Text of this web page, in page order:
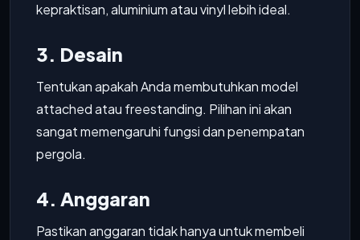
kepraktisan, aluminium atau vinyl lebih ideal.
3. Desain
Tentukan apakah Anda membutuhkan model
attached atau freestanding. Pilihan ini akan
sangat memengaruhi fungsi dan penempatan
pergola.
4. Anggaran
Pastikan anggaran tidak hanya untuk membeli